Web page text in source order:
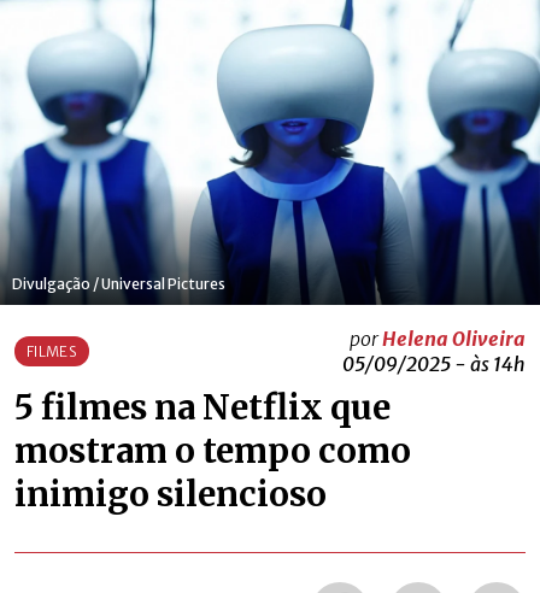
Divulgação / Universal Pictures
FILMES
porHelena Oliveira
05/09/2025 - às 14h
5 filmes na Netflix que
mostram o tempo como
inimigo silencioso